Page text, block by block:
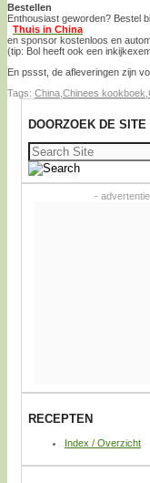
Bestellen
Enthousiast geworden? Bestel
Thuis in China
en sponsor kostenloos en
(tip: Bol heeft ook een
En pssst, de afleveringen zijn
Tags: China Chinees kookboek
DOORZOEK DE SITE
Zoeken
naar:
-
RECEPTEN
Index / Overzicht